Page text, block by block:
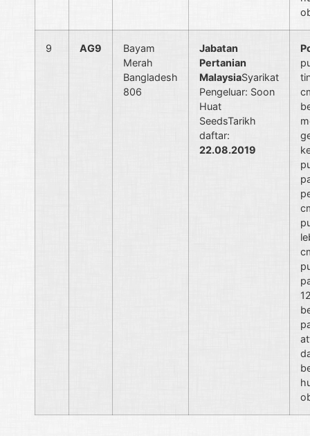
9 AG9
Bayam
Merah
Bangladesh
806
Jabatan
Pertanian
MalaysiaSyarikat
Pengeluar: Soon
Huat
SeedsTarikh
daftar:
22.08.2019